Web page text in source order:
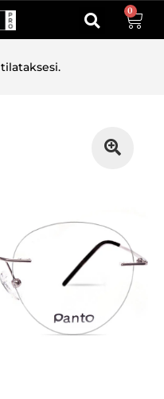
0
tilataksesi.